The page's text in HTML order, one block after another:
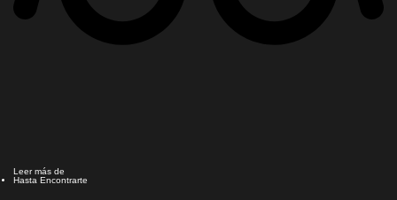
Leer más de
Hasta Encontrarte